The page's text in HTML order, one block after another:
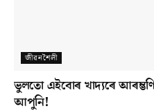
জীৱনশৈলী
ভুলতো এইবোৰ খাদ্যৰে
আপুনি!